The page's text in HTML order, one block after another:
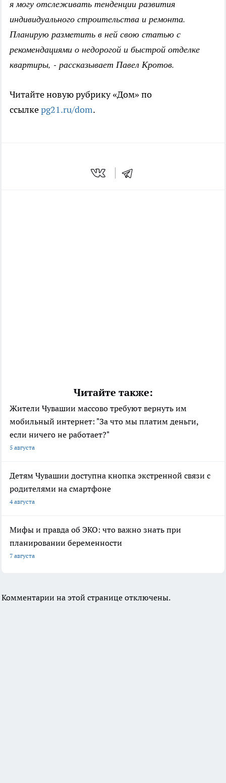
я могу отслеживать тенденции развития
индивидуального строительства и ремонта.
Планирую разметить в ней свою статью с
рекомендациями о недорогой и быстрой отделке
квартиры, - рассказывает Павел Кротов.
Читайте новую рубрику «Дом» по
ссылкеpg21.ru/dom.
Читайте также:
Жители Чувашии массово требуют вернуть им
мобильный интернет: "За что мы платим деньги,
если ничего не работает?"
5 августа
Детям Чувашии доступна кнопка экстренной связи с
родителями на смартфоне
4 августа
Мифы и правда об ЭКО: что важно знать при
планировании беременности
7 августа
Комментарии на этой странице отключены.